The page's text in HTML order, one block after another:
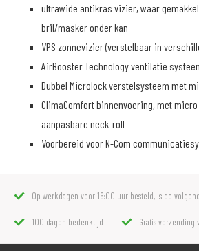
ultrawide antikras vizier, waar
bril/masker onder kan
VPS zonnevizier (verstelbaar in
AirBooster Technology ventilatie
Dubbel Microlock verstelsysteem met
ClimaComfort binnenvoering, met
aanpasbare neck-roll
Voorbereid voor N-Com
Op werkdagen voor 16:00 uur besteld, is de
100 dagen bedenktijd Gratis verzending